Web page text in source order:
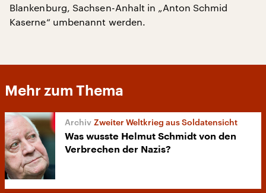
Blankenburg, Sachsen-Anhalt in „Anton Schmid
Kaserne“ umbenannt werden.
Mehr zum Thema
Zweiter Weltkrieg aus Soldatensicht
Was wusste Helmut Schmidt von den
Verbrechen der Nazis?